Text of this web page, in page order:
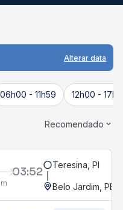
Alterar data
06h00 - 11h59 12h00 -
Recomendado
03:52 Teresina, PI
Belo Jardim, PE